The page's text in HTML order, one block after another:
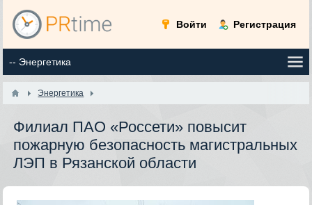
Войти Регистрация
Энергетика
Филиал ПАО «Россети» повысит
пожарную безопасность магистральных
ЛЭП в Рязанской области